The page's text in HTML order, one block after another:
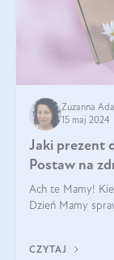
Zuzanna
15 maj 2024
Jaki prezent
Postaw na
Ach te Mamy!
Dzień Mamy
CZYTAJ